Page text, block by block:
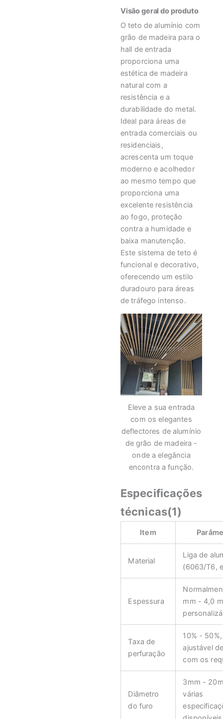
Visão geral do produto
O teto de alumínio com
grão de madeira para o
hall de entrada
proporciona uma
estética de madeira
natural com a
resistência e a
durabilidade do metal.
Ideal para áreas de
entrada comerciais ou
residenciais,
acrescenta um toque
moderno e acolhedor
ao mesmo tempo que
proporciona uma
excelente resistência
ao fogo, proteção
contra a humidade e
baixa manutenção.
Este sistema de teto é
funcional e decorativo,
oferecendo um estilo
duradouro para áreas
de tráfego intenso.
Eleve a sua entrada
com os elegantes
deflectores de alumínio
de grão de madeira -
onde a elegância
encontra a função.
Especificações
técnicas(1)
Item
Material
Liga de
(6063/T6,
Espessura
mm - 4,0
Taxa de
perfuração
10% - 50%,
ajustável
com os
Diâmetro
do furo
3mm -
várias